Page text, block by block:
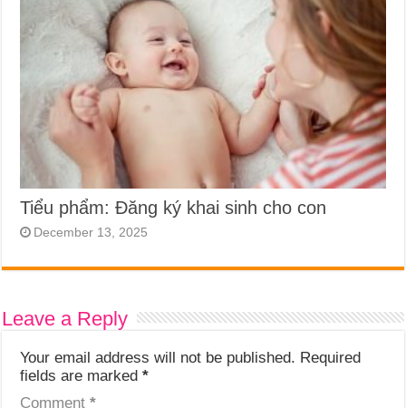
Tiểu phẩm: Đăng ký khai sinh cho con
December 13, 2025
Leave a Reply
Your email address will not be published. Required
fields are marked*
Comment*